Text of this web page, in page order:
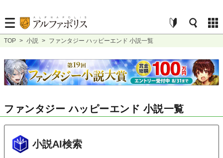
TOP > 小説 > ファンタジー ハッピーエンド 小説一覧
ファンタジー ハッピーエンド 小説一覧
小説AI検索